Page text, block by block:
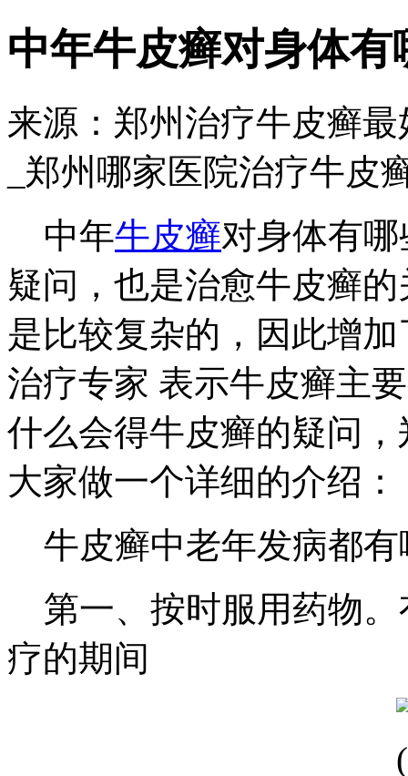
中年牛皮癣对身体有
来源：郑州治疗牛皮癣
_郑州哪家医院治疗牛皮
中年牛皮癣对身体有
疑问，也是治愈牛皮癣
是比较复杂的，因此增
治疗专家 表示牛皮癣主
什么会得牛皮癣的疑问
大家做一个详细的介绍：
牛皮癣中老年发病都有
第一、按时服用药物。
疗的期间